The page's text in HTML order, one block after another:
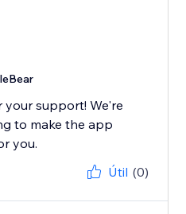
your support! We're
to make the app
you.
Útil (0)